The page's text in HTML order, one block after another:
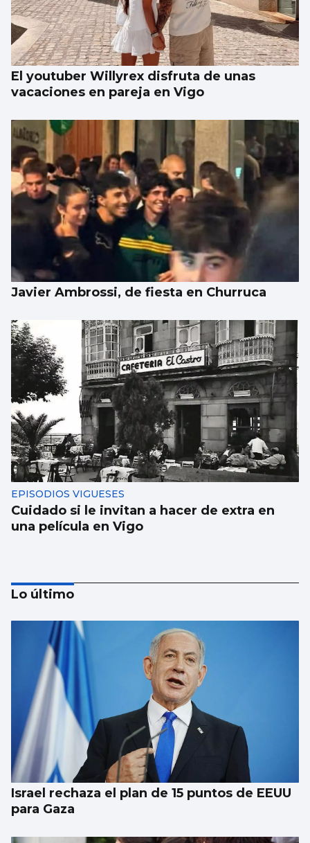
El youtuber Willyrex disfruta de unas
vacaciones en pareja en Vigo
Javier Ambrossi, de fiesta en Churruca
EPISODIOS VIGUESES
Cuidado si le invitan a hacer de extra en
una película en Vigo
El Puerto pone en marcha el cambio del
“skyline” de Guixar
Lo último
Israel rechaza el plan de 15 puntos de EEUU
para Gaza